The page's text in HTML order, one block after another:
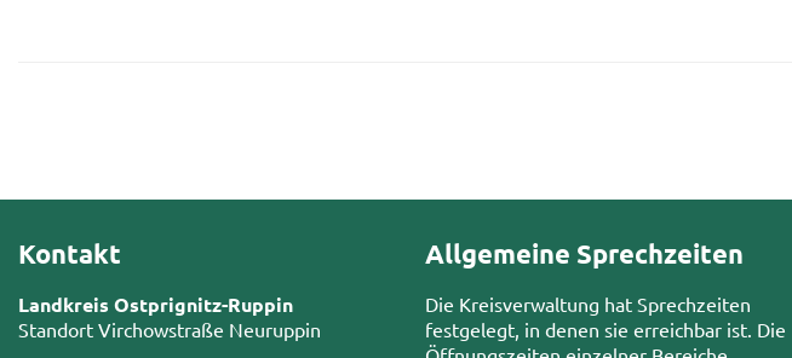
Kontakt
Landkreis Ostprignitz-Ruppin
Standort Virchowstraße Neuruppin
Allgemeine Sprechzeiten
Die Kreisverwaltung hat Sprechzeiten
festgelegt, in denen sie erreichbar ist. Die